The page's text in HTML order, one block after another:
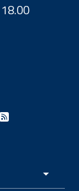
finestra
finestra
Apertura in
- Apertura in
-
esterno -
- Sito
Feed RSS -